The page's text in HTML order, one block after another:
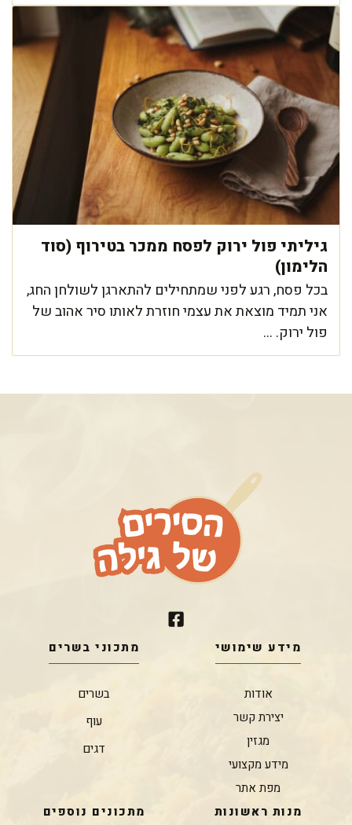
גיליתי פול ירוק לפסח ממכר בטירוף (סוד
הלימון)
בכל פסח, רגע לפני שמתחילים להתארגן לשולחן החג,
אני תמיד מוצאת את עצמי חוזרת לאותו סיר אהוב של
פול ירוק. ...
מידע שימושי
אודות
יצירת קשר
מגזין
מידע מקצועי
מפת אתר
מתכוני בשרים
בשרים
עוף
דגים
מנות ראשונות מתכונים נוספים